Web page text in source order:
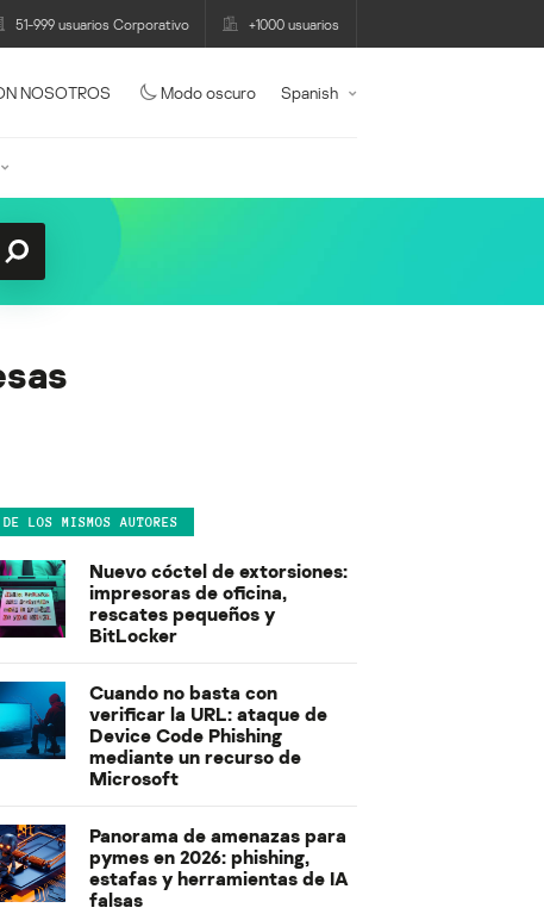
51-999 usuarios Corporativo +1000 usuarios
NOSOTROS Modo oscuro Spanish
DE LOS MISMOS AUTORES
Nuevo cóctel de extorsiones:
impresoras de oficina,
rescates pequeños y
BitLocker
Cuando no basta con
verificar la URL: ataque de
Device Code Phishing
mediante un recurso de
Microsoft
Panorama de amenazas para
pymes en 2026: phishing,
estafas y herramientas de IA
falsas